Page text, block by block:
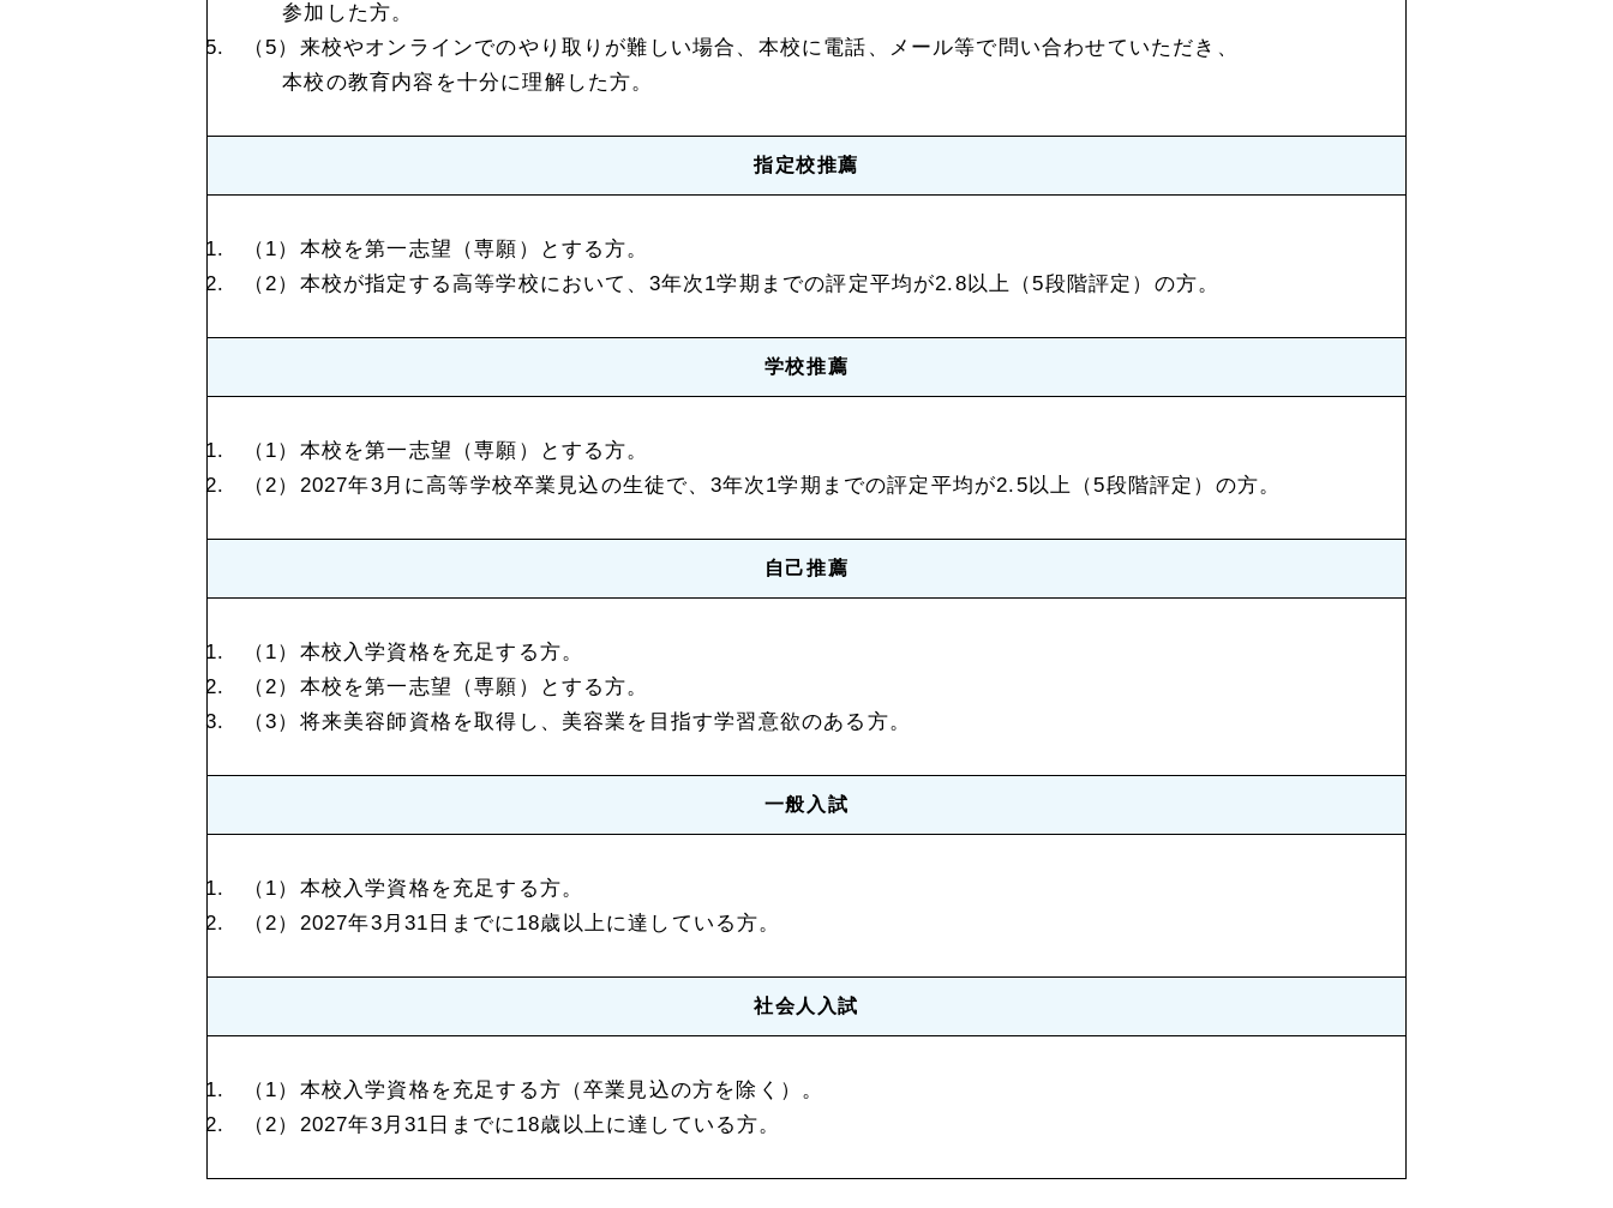
参加した方。
来校やオンラインでのやり取りが難しい場合、本校に電話、メール等で問い合わせていただき、
本校の教育内容を十分に理解した方。
指定校推薦
本校を第一志望（専願）とする方。
本校が指定する高等学校において、3年次1学期までの評定平均が2.8以上（5段階評定）の方。
学校推薦
本校を第一志望（専願）とする方。
2027年3月に高等学校卒業見込の生徒で、3年次1学期までの評定平均が2.5以上（5段階評定）の方。
自己推薦
本校入学資格を充足する方。
本校を第一志望（専願）とする方。
将来美容師資格を取得し、美容業を目指す学習意欲のある方。
一般入試
本校入学資格を充足する方。
2027年3月31日までに18歳以上に達している方。
社会人入試
本校入学資格を充足する方（卒業見込の方を除く）。
2027年3月31日までに18歳以上に達している方。